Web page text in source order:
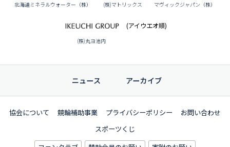
北海道ミネラルウォーター（株） (株)マトリックス マヴィックジャパン（株）
(株)丸ヨ池内
(アイウエオ順)
ニュース アーカイブ
協会について 競輪補助事業 プライバシーポリシー
お問い合わせ
スポーツくじ